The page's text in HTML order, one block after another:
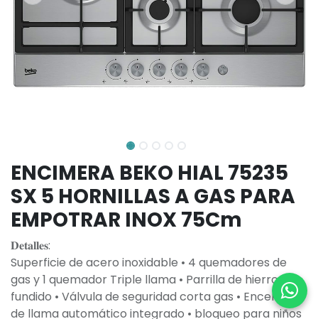
ENCIMERA BEKO HIAL 75235
SX 5 HORNILLAS A GAS PARA
EMPOTRAR INOX 75Cm
𝐃𝐞𝐭𝐚𝐥𝐥𝐞𝐬:
Superficie de acero inoxidable • 4 quemadores de
gas y 1 quemador Triple llama • Parrilla de hierro
fundido • Válvula de seguridad corta gas • Encendido
de llama automático integrado • bloqueo para niños